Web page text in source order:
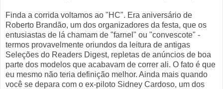
Finda a corrida voltamos ao "HC". Era aniversário de
Roberto Brandão, um dos organizadores da festa, que os
entusiastas de lá chamam de "farnel" ou "convescote" -
termos provavelmente oriundos da leitura de antigas
Seleções do Readers Digest, repletas de anúncios de boa
parte dos modelos que acabavam de correr ali. O fato é que
eu mesmo não teria definição melhor. Ainda mais quando
você se depara com o ex-piloto Sidney Cardoso, um dos